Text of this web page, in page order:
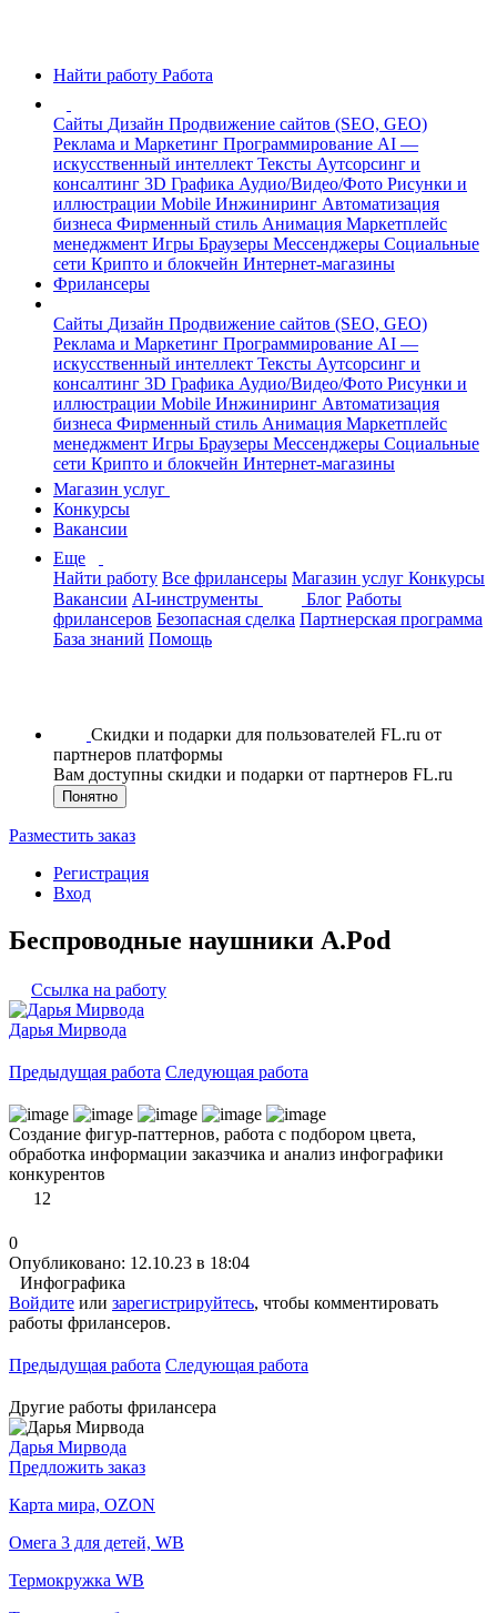
Найти работу Работа
Сайты Дизайн Продвижение сайтов (SEO, GEO)
Реклама и Маркетинг Программирование AI —
искусственный интеллект Тексты Аутсорсинг и
консалтинг 3D Графика Аудио/Видео/Фото Рисунки и
иллюстрации Mobile Инжиниринг Автоматизация
бизнеса Фирменный стиль Анимация Маркетплейс
менеджмент Игры Браузеры Мессенджеры Социальные
сети Крипто и блокчейн Интернет-магазины
Фрилансеры
Сайты Дизайн Продвижение сайтов (SEO, GEO)
Реклама и Маркетинг Программирование AI —
искусственный интеллект Тексты Аутсорсинг и
консалтинг 3D Графика Аудио/Видео/Фото Рисунки и
иллюстрации Mobile Инжиниринг Автоматизация
бизнеса Фирменный стиль Анимация Маркетплейс
менеджмент Игры Браузеры Мессенджеры Социальные
сети Крипто и блокчейн Интернет-магазины
Магазин услуг
Конкурсы
Вакансии
Еще
Найти работу Все фрилансеры Магазин услуг Конкурсы
Вакансии AI-инструменты Блог Работы
фрилансеров Безопасная сделка Партнерская программа
База знаний Помощь
Скидки и подарки для пользователей FL.ru от
партнеров платформы
Вам доступны скидки и подарки от партнеров FL.ru
Понятно
Разместить заказ
Регистрация
Вход
Беспроводные наушники A.Pod
Ссылка на работу
Дарья Мирвода
Предыдущая работа Следующая работа
Создание фигур-паттернов, работа с подбором цвета,
обработка информации заказчика и анализ инфографики
конкурентов
12
0
Опубликовано: 12.10.23 в 18:04
Инфографика
Войдите или зарегистрируйтесь, чтобы комментировать
работы фрилансеров.
Предыдущая работа Следующая работа
Другие работы фрилансера
Дарья Мирвода
Предложить заказ
Карта мира, OZON
Омега 3 для детей, WB
Термокружка WB